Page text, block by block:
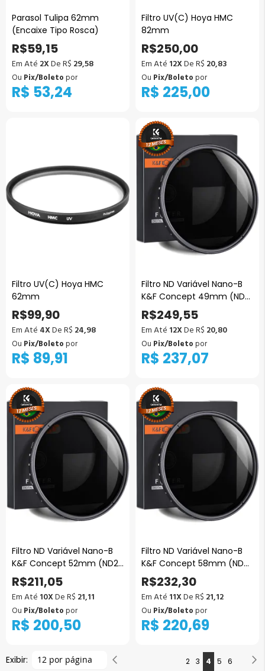
Parasol Tulipa 62mm
(Encaixe Tipo Rosca)
R$59,15
Em Até 2XDe R$ 29,58
R$ 53,24
Ou Pix/Boletopor
Filtro UV(C) Hoya HMC
82mm
R$250,00
Em Até 12XDe R$ 20,83
R$ 225,00
Ou Pix/Boletopor
Filtro UV(C) Hoya HMC
62mm
R$99,90
Em Até 4XDe R$ 24,98
R$ 89,91
Ou Pix/Boletopor
Filtro ND Variável Nano-B
K&F Concept 49mm (ND2
a ND400)
R$249,55
Em Até 12XDe R$ 20,80
R$ 237,07
Ou Pix/Boletopor
Filtro ND Variável Nano-B
K&F Concept 52mm (ND2
a ND400)
R$211,05
Em Até 10XDe R$ 21,11
R$ 200,50
Ou Pix/Boletopor
Filtro ND Variável Nano-B
K&F Concept 58mm (ND2
a ND400)
R$232,30
Em Até 11XDe R$ 21,12
R$ 220,69
Ou Pix/Boletopor
Página
Página
2 Página
3 Você
4 Página
5 Página
6
Exibir: